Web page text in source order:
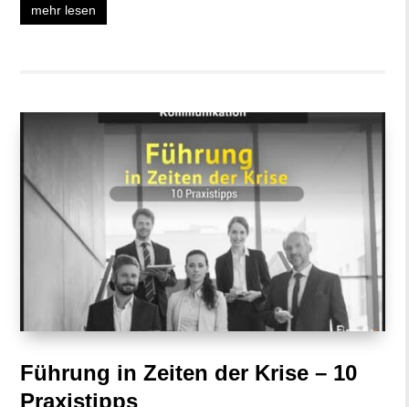
mehr lesen
Führung in Zeiten der Krise – 10
Praxistipps